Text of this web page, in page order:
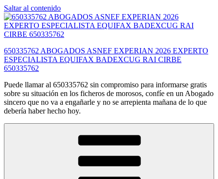
Saltar al contenido
650335762 ABOGADOS ASNEF EXPERIAN 2026 EXPERTO
ESPECIALISTA EQUIFAX BADEXCUG RAI CIRBE
650335762
Puede llamar al 650335762 sin compromiso para informarse gratis
sobre su situación en los ficheros de morosos, confíe en un Abogado
sincero que no va a engañarle y no se arrepienta mañana de lo que
debería haber hecho hoy.